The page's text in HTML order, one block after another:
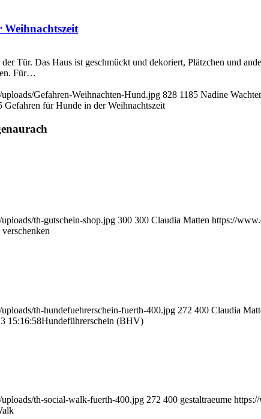
Tür. Das Haus ist geschmückt und dekoriert, Plätzchen und
Für…
Gefahren-Weihnachten-Hund.jpg 828 1185 Nadine Wachter
Gefahren für Hunde in der Weihnachtszeit
th-gutschein-shop.jpg 300 300 Claudia Matten https://
th-hundefuehrerschein-fuerth-400.jpg 272 400 Claudia
15:16:58Hundeführerschein (BHV)
th-social-walk-fuerth-400.jpg 272 400 gestaltraeume